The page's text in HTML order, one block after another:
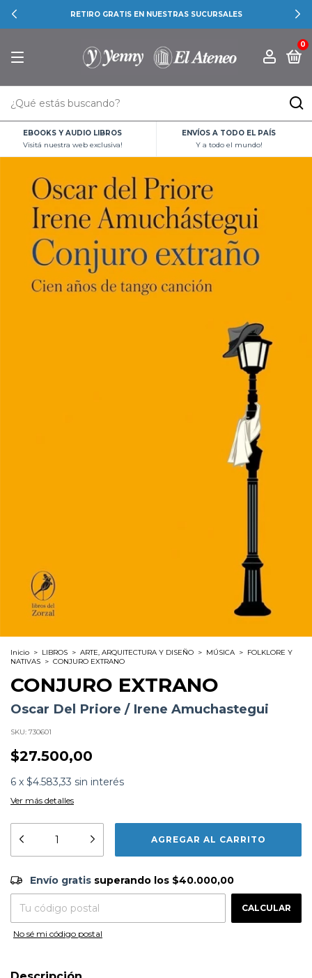
RETIRO GRATIS EN NUESTRAS SUCURSALES
0
EBOOKS Y AUDIO LIBROS
Visitá nuestra web exclusiva!
ENVÍOS A TODO EL PAÍS
Y a todo el mundo!
Inicio > LIBROS > ARTE, ARQUITECTURA Y DISEÑO > MÚSICA > FOLKLORE Y
NATIVAS > CONJURO EXTRANO
CONJURO EXTRANO
Oscar Del Priore / Irene Amuchastegui
SKU: 730601
$27.500,00
6 x $4.583,33 sin interés
Ver más detalles
Envío gratis $40.000,00
Entregas para el CP: CAMBIAR CP
Envío gratis superando los $40.000,00
CALCULAR
No sé mi código postal
Formato:
LIBROS
Encuadernación:Tapa Blanda
ISBN:9788412967838
Sinópsis
¿De que estan hechos los tangosr De tangos. Brotan